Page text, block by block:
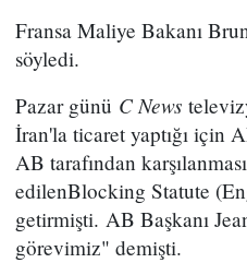
Fransa Maliye Bakanı
söyledi.
Pazar günü C News
İran'la ticaret yaptığı için
AB tarafından
edilenBlocking Statute
getirmişti. AB Başkanı
görevimiz" demişti.